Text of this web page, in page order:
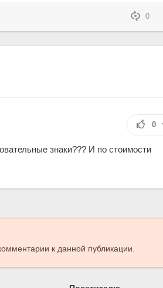
0
0
знаки??? И по стоимости
к данной публикации.